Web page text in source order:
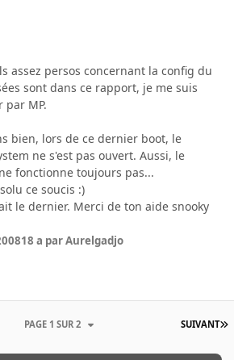
assez persos concernant la config du
sont dans ce rapport, je me suis
par MP.
bien, lors de ce dernier boot, le
ne s'est pas ouvert. Aussi, le
fonctionne toujours pas...
ce soucis :)
le dernier. Merci de ton aide snooky
18 a par Aurelgadjo
SUIVANT
PAGE 1 SUR 2